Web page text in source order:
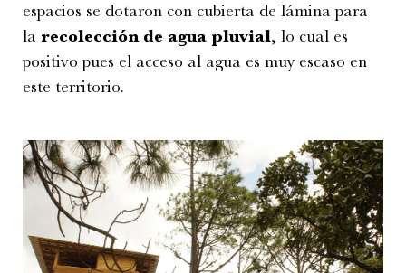
espacios se dotaron con cubierta de lámina para
la recolección de agua pluvial, lo cual es
positivo pues el acceso al agua es muy escaso en
este territorio.